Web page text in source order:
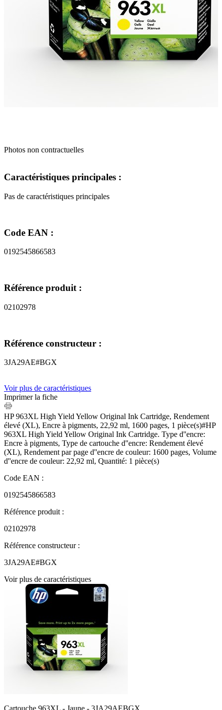
Photos non contractuelles
Caractéristiques principales :
Pas de caractéristiques principales
Code EAN :
0192545866583
Référence produit :
02102978
Référence constructeur :
3JA29AE#BGX
Voir plus de caractéristiques
Imprimer la fiche
HP 963XL High Yield Yellow Original Ink Cartridge, Rendement
élevé (XL), Encre à pigments, 22,92 ml, 1600 pages, 1 pièce(s)#HP
963XL High Yield Yellow Original Ink Cartridge. Type d''encre:
Encre à pigments, Type de cartouche d''encre: Rendement élevé
(XL), Rendement par page d''encre de couleur: 1600 pages, Volume
d''encre de couleur: 22,92 ml, Quantité: 1 pièce(s)
Code EAN :
0192545866583
Référence produit :
02102978
Référence constructeur :
3JA29AE#BGX
Voir plus de caractéristiques